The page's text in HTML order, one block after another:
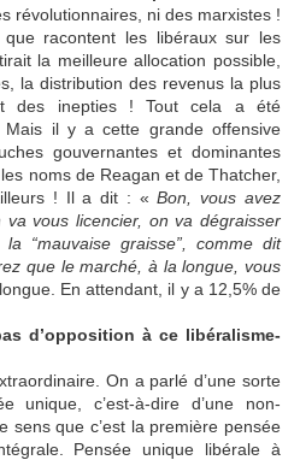
révolutionnaires, ni des marxistes !
racontent les libéraux sur les
la meilleure allocation possible,
la distribution des revenus la plus
des inepties ! Tout cela a été
il y a cette grande offensive
gouvernantes et dominantes
noms de Reagan et de Thatcher,
! Il a dit : «Bon, vous avez
vous licencier, on va dégraisser
“mauvaise graisse”, comme dit
que le marché, à la longue, vous
En attendant, il y a 12,5% de
d’opposition à ce libéralisme-
On a parlé d’une sorte
unique, c’est-à-dire d’une non-
sens que c’est la première pensée
Pensée unique libérale à